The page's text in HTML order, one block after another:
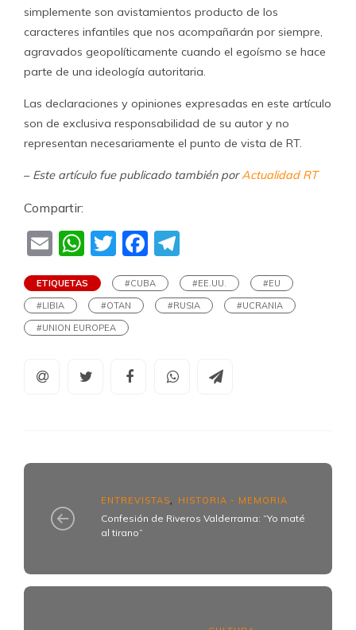
simplemente son avistamientos producto de los
caracteres infantiles que nos acompañarán por siempre,
agravados geopolíticamente cuando el egoísmo se hace
parte de una ideología autoritaria.
Las declaraciones y opiniones expresadas en este artículo
son de exclusiva responsabilidad de su autor y no
representan necesariamente el punto de vista de RT.
– Este artículo fue publicado también porActualidad RT
Compartir:
EmailWhatsApp
TwitterFacebook
ETIQUETAS #CUBA #EE.UU.
#EU
#LIBIA
#OTAN #RUSIA
#UCRANIA
#UNION EUROPEA
ENTREVISTAS HISTORIA - MEMORIA
Confesión de Riveros Valderrama: “Yo maté
al tirano”